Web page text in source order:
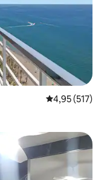
Priemerné
4,95 (517)